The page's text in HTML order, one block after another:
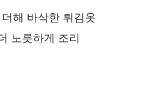
해 바삭한 튀김옷
노릇하게 조리